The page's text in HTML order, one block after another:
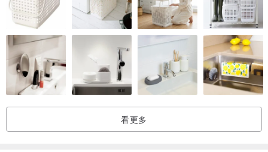
・使用後請務必徹底清洗並充分晾乾再收納，以避免產生水漬或黴
斑。
看更多